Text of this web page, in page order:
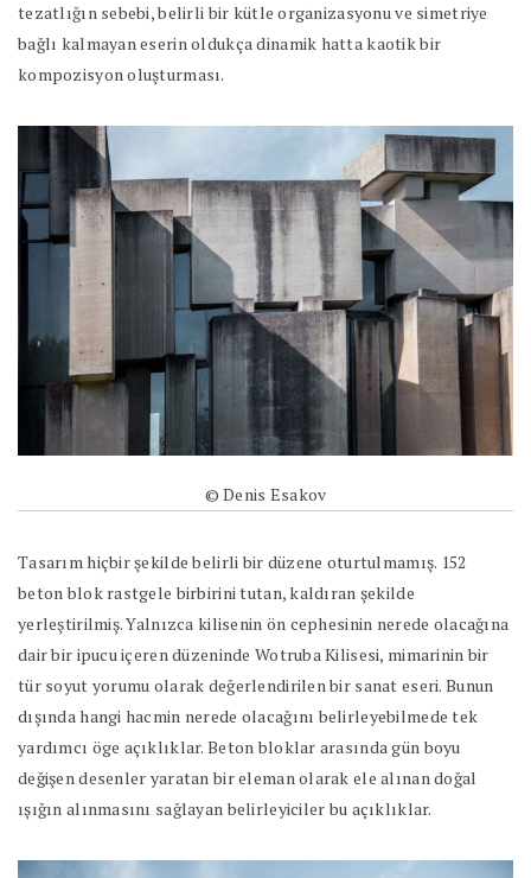
tezatlığın sebebi, belirli bir kütle organizasyonu ve simetriye
bağlı kalmayan eserin oldukça dinamik hatta kaotik bir
kompozisyon oluşturması.
© Denis Esakov
Tasarım hiçbir şekilde belirli bir düzene oturtulmamış. 152
beton blok rastgele birbirini tutan, kaldıran şekilde
yerleştirilmiş. Yalnızca kilisenin ön cephesinin nerede olacağına
dair bir ipucu içeren düzeninde Wotruba Kilisesi, mimarinin bir
tür soyut yorumu olarak değerlendirilen bir sanat eseri. Bunun
dışında hangi hacmin nerede olacağını belirleyebilmede tek
yardımcı öge açıklıklar. Beton bloklar arasında gün boyu
değişen desenler yaratan bir eleman olarak ele alınan doğal
ışığın alınmasını sağlayan belirleyiciler bu açıklıklar.